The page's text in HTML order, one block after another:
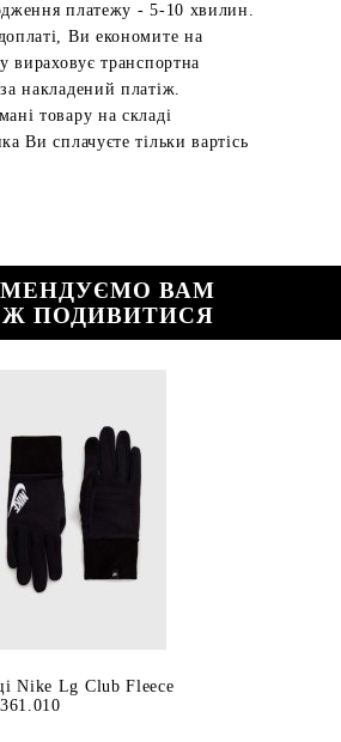
платежу - 5-10 хвилин.
Ви економите на
вираховує транспортна
накладений платіж.
товару на складі
Ви сплачуєте тільки вартісь
ВАМ
ПОДИВИТИСЯ
Nike Lg Club Fleece